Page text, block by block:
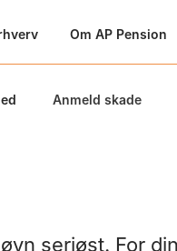
Om AP Pension
Anmeld skade
seriøst. For